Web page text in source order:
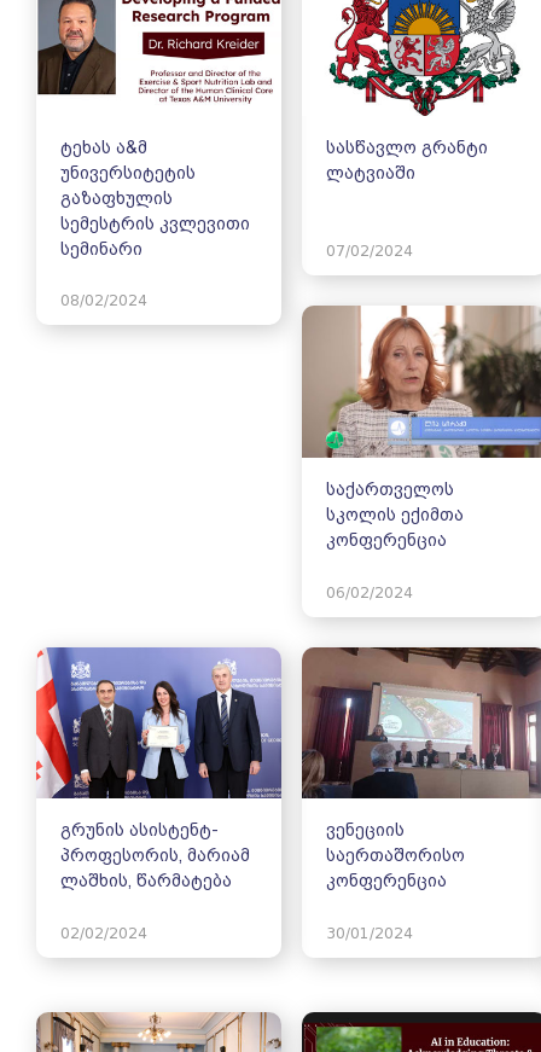
ტეხას ა&მ
უნივერსიტეტის
გაზაფხულის
სემესტრის კვლევითი
სემინარი
08/02/2024
სასწავლო გრანტი
ლატვიაში
07/02/2024
საქართველოს
სკოლის ექიმთა
კონფერენცია
06/02/2024
გრუნის ასისტენტ-
პროფესორის, მარიამ
ლაშხის, წარმატება
02/02/2024
ვენეციის
საერთაშორისო
კონფერენცია
30/01/2024